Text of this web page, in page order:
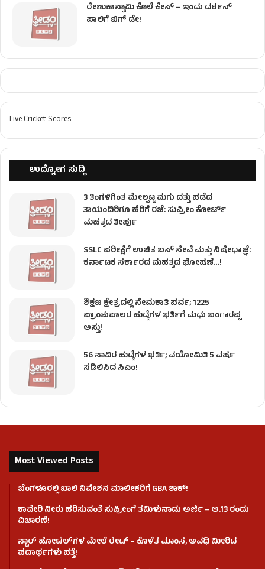
ರೇಣುಕಾಸ್ವಾಮಿ ಕೊಲೆ‌ ಕೇಸ್​ – ಇಂದು ದರ್ಶನ್
ಪಾಲಿಗೆ ಬಿಗ್ ಡೇ!
Live Cricket Scores
ಉದ್ಯೋಗ ಸುದ್ದಿ
3 ತಿಂಗಳಿಗಿಂತ ಮೇಲ್ಪಟ್ಟ ಮಗು ದತ್ತು ಪಡೆದ
ತಾಯಂದಿರಿಗೂ ಹೆರಿಗೆ ರಜೆ: ಸುಪ್ರೀಂ ಕೋರ್ಟ್
ಮಹತ್ವದ ತೀರ್ಪು
SSLC ಪರೀಕ್ಷೆಗೆ ಉಚಿತ ಬಸ್ ಸೇವೆ ಮತ್ತು ನಿಷೇಧಾಜ್ಞೆ:
ಕರ್ನಾಟಕ ಸರ್ಕಾರದ ಮಹತ್ವದ ಘೋಷಣೆ…!
ಶಿಕ್ಷಣ ಕ್ಷೇತ್ರದಲ್ಲಿ ನೇಮಕಾತಿ ಪರ್ವ; 1225
ಪ್ರಾಂಶುಪಾಲರ ಹುದ್ದೆಗಳ ಭರ್ತಿಗೆ ಮಧು ಬಂಗಾರಪ್ಪ
ಅಸ್ತು!
56 ಸಾವಿರ ಹುದ್ದೆಗಳ ಭರ್ತಿ; ವಯೋಮಿತಿ 5 ವರ್ಷ
ಸಡಿಲಿಸಿದ ಸಿಎಂ!
Most Viewed Posts
ಬೆಂಗಳೂರಲ್ಲಿ ಖಾಲಿ ನಿವೇಶನ ಮಾಲೀಕರಿಗೆ GBA ಶಾಕ್!
ಕಾವೇರಿ ನೀರು ಹರಿಸುವಂತೆ ಸುಪ್ರೀಂಗೆ ತಮಿಳುನಾಡು ಅರ್ಜಿ – ಆ.13 ರಂದು
ವಿಚಾರಣೆ!
ಸ್ಟಾರ್ ಹೋಟೆಲ್​​​ಗಳ ಮೇಲೆ ರೇಡ್ – ಕೊಳೆತ ಮಾಂಸ, ಅವಧಿ ಮೀರಿದ
ಪದಾರ್ಥಗಳು ಪತ್ತೆ!